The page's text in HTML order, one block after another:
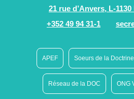
21 rue d’Anvers, L-
+352 49 94 31-1
APEF Soeurs de la
Réseau de la DOC ONG